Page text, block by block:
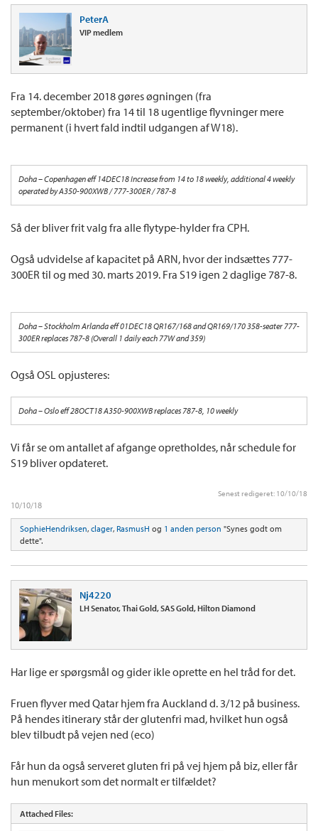
PeterA
VIP medlem
Fra 14. december 2018 gøres øgningen (fra
september/oktober) fra 14 til 18 ugentlige flyvninger mere
permanent (i hvert fald indtil udgangen af W18).
Doha – Copenhagen eff 14DEC18 Increase from 14 to 18 weekly, additional 4 weekly
operated by A350-900XWB / 777-300ER / 787-8
Så der bliver frit valg fra alle flytype-hylder fra CPH.
Også udvidelse af kapacitet på ARN, hvor der indsættes 777-
300ER til og med 30. marts 2019. Fra S19 igen 2 daglige 787-8.
Doha – Stockholm Arlanda eff 01DEC18 QR167/168 and QR169/170 358-seater 777-
300ER replaces 787-8 (Overall 1 daily each 77W and 359)
Også OSL opjusteres:
Doha – Oslo eff 28OCT18 A350-900XWB replaces 787-8, 10 weekly
Vi får se om antallet af afgange opretholdes, når schedule for
S19 bliver opdateret.
Senest redigeret: 10/10/18
10/10/18
SophieHendriksen, clager, RasmusH og 1 anden person "Synes godt om
dette".
Nj4220
LH Senator, Thai Gold, SAS Gold, Hilton Diamond
Har lige er spørgsmål og gider ikle oprette en hel tråd for det.
Fruen flyver med Qatar hjem fra Auckland d. 3/12 på business.
På hendes itinerary står der glutenfri mad, hvilket hun også
blev tilbudt på vejen ned (eco)
Får hun da også serveret gluten fri på vej hjem på biz, eller får
hun menukort som det normalt er tilfældet?
Attached Files: